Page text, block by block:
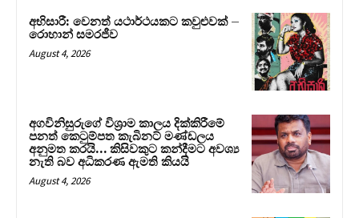
අභිසාරී: වෙනත් යථාර්ථයකට කවුළුවක් –
රොහාන් සමරජීව
August 4, 2026
අගවිනිසුරුගේ විශ්‍රාම කාලය දික්කිරීමේ
පනත් කෙටුම්පත කැබිනට් මණ්ඩලය
අනුමත කරයි… කිසිවකුට කන්දීමට අවශ්‍ය
නැති බව අධිකරණ ඇමති කියයි
August 4, 2026